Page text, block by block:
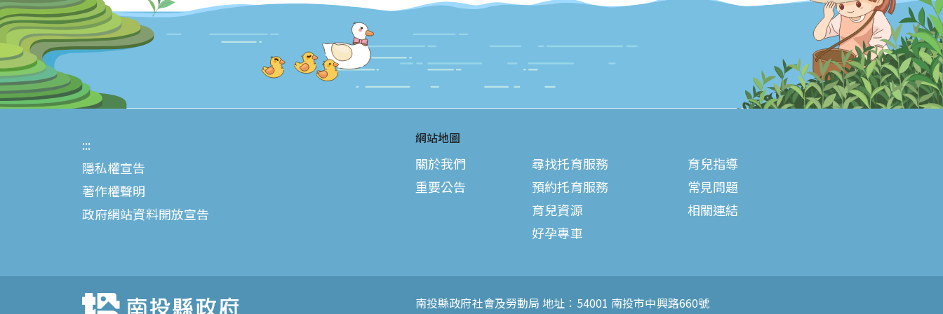
:::
隱私權宣告
著作權聲明
政府網站資料開放宣告
網站地圖
關於我們
重要公告
尋找托育服務
預約托育服務
育兒資源
好孕專車
育兒指導
常見問題
相關連結
南投縣政府社會及勞動局 地址：54001 南投市中興路660號